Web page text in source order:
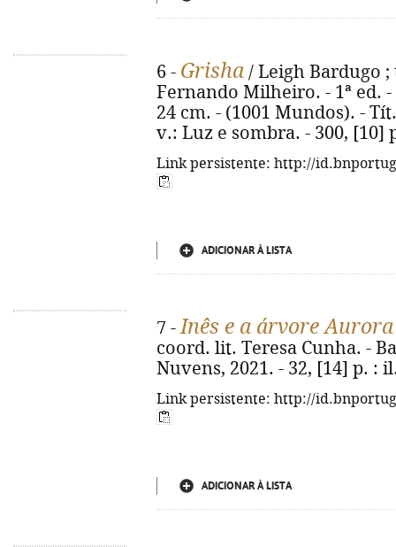
6 - Grisha / Leigh Bardugo
Fernando Milheiro. - 1ª ed.
24 cm. - (1001 Mundos). -
v.: Luz e sombra. - 300, [10]
Link persistente: http://
ADICIONAR À LISTA
7 -Inês e a árvore Aurora
coord. lit. Teresa Cunha. -
Nuvens, 2021. - 32, [14] p. :
Link persistente: http://
ADICIONAR À LISTA